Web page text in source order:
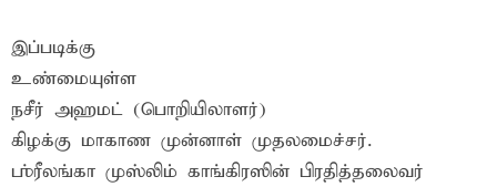
இப்படிக்கு
உண்மையுள்ள
நசீர் அஹமட் (பொறியிலாளர்)
கிழக்கு மாகாண முன்னாள் முதலமைச்சர்.
ஶ்ரீலங்கா முஸ்லிம் காங்கிரஸின் பிரதித்தலைவர்